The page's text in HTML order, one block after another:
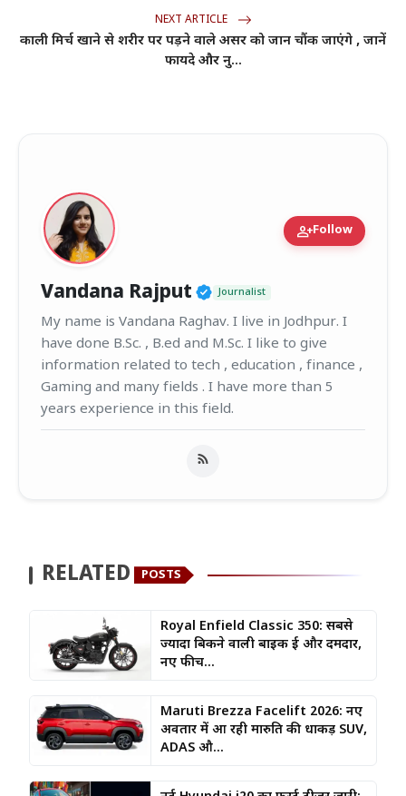
NEXT ARTICLE
काली मिर्च खाने से शरीर पर पड़ने वाले असर को जान चौंक जाएंगे , जानें
फायदे और नु...
person_addFollow
Vandana Rajput Verified Public
Journalist
My name is Vandana Raghav. I live in Jodhpur. I
have done B.Sc. , B.ed and M.Sc. I like to give
information related to tech , education , finance ,
Gaming and many fields . I have more than 5
years experience in this field.
RELATED POSTS
Royal Enfield Classic 350: सबसे
ज्यादा बिकने वाली बाइक हुई और दमदार,
नए फीच...
Maruti Brezza Facelift 2026: नए
अवतार में आ रही मारुति की धाकड़ SUV,
ADAS औ...